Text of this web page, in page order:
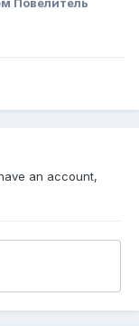
Повелитель
an account,